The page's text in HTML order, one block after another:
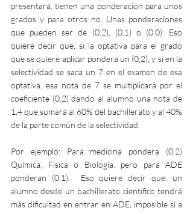
presentará, tienen una ponderación para unos
grados y para otros no. Unas ponderaciones
que pueden ser de (0,2), (0,1) o (0,0). Eso
quiere decir que, si la optativa para el grado
que se quiere aplicar pondera un (0,2), y si en la
selectividad se saca un 7 en el examen de esa
optativa, esa nota de 7 se multiplicará por el
coeficiente (0,2) dando al alumno una nota de
1,4 que sumará al 60% del bachillerato y al 40%
de la parte común de la selectividad.
Por ejemplo: Para medicina pondera (0,2)
Química, Física o Biología, pero para ADE
ponderan (0,1).  Eso quiere decir que, un
alumno desde un bachillerato científico tendrá
más dificultad en entrar en ADE, imposible si a